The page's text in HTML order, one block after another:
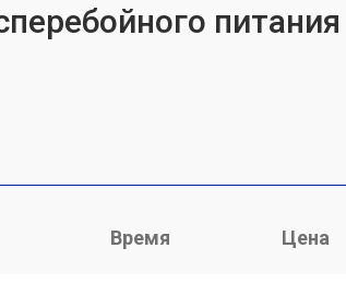
Время Цена